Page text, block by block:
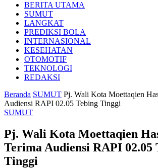
BERITA UTAMA
SUMUT
LANGKAT
PREDIKSI BOLA
INTERNASIONAL
KESEHATAN
OTOMOTIF
TEKNOLOGI
REDAKSI
Beranda SUMUT Pj. Wali Kota Moettaqien
Audiensi RAPI 02.05 Tebing Tinggi
SUMUT
Pj. Wali Kota Moettaqien
Terima Audiensi RAPI 02.05
Tinggi